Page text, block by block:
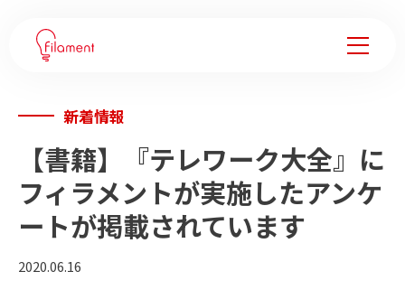
サービス
事例紹介
企業変革ノウハウ
会社情報
新着情報
【書籍】『テレワーク大全』に
フィラメントが実施したアンケ
ートが掲載されています
2020.06.16